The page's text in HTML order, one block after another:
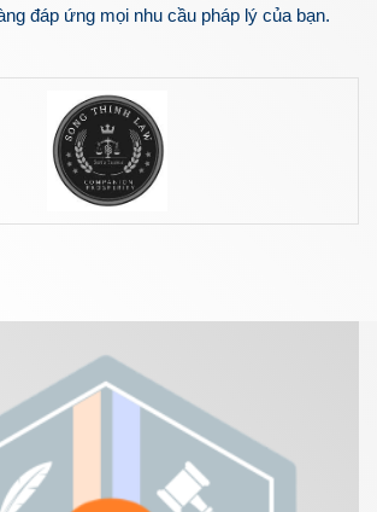
đáp ứng mọi nhu cầu pháp lý của bạn.